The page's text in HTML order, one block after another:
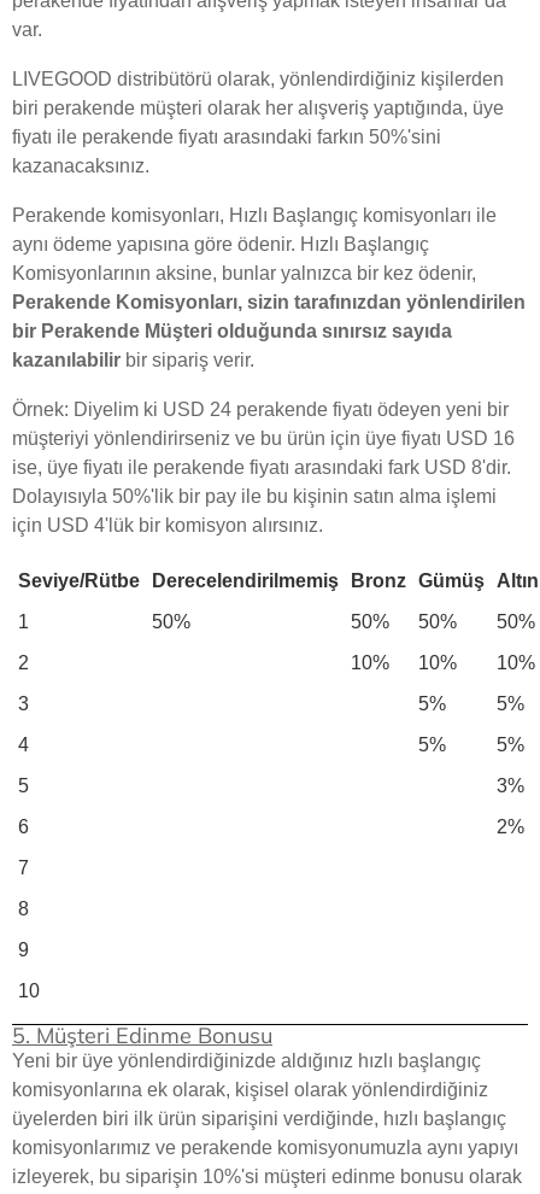
var.
LIVEGOOD distribütörü olarak, yönlendirdiğiniz kişilerden
biri perakende müşteri olarak her alışveriş yaptığında, üye
fiyatı ile perakende fiyatı arasındaki farkın 50%'sini
kazanacaksınız.
Perakende komisyonları, Hızlı Başlangıç komisyonları ile
aynı ödeme yapısına göre ödenir. Hızlı Başlangıç
Komisyonlarının aksine, bunlar yalnızca bir kez ödenir,
Perakende Komisyonları, sizin tarafınızdan yönlendirilen
bir Perakende Müşteri olduğunda sınırsız sayıda
kazanılabilir bir sipariş verir.
Örnek: Diyelim ki USD 24 perakende fiyatı ödeyen yeni bir
müşteriyi yönlendirirseniz ve bu ürün için üye fiyatı USD 16
ise, üye fiyatı ile perakende fiyatı arasındaki fark USD 8'dir.
Dolayısıyla 50%'lik bir pay ile bu kişinin satın alma işlemi
için USD 4'lük bir komisyon alırsınız.
Seviye/Rütbe Derecelendirilmemiş Bronz Gümüş
Altın
1
50% 50% 50%
50%
2
10% 10%
10%
3
5%
5%
4
5%
5%
5
3%
6
2%
7
8
9
10
5. Müşteri Edinme Bonusu
Yeni bir üye yönlendirdiğinizde aldığınız hızlı başlangıç
komisyonlarına ek olarak, kişisel olarak yönlendirdiğiniz
üyelerden biri ilk ürün siparişini verdiğinde, hızlı başlangıç
komisyonlarımız ve perakende komisyonumuzla aynı yapıyı
izleyerek, bu siparişin 10%'si müşteri edinme bonusu olarak